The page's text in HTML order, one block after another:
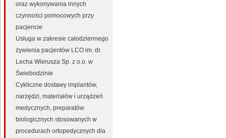
oraz wykonywania innych
czynności pomocowych przy
pacjencie
Usługa w zakresie całodziennego
żywienia pacjentów LCO im. dr.
Lecha Wierusza Sp. z o.o. w
Świebodzinie
Cykliczne dostawy implantów,
narzędzi, materiałów i urządzeń
medycznych, preparatów
biologicznych stosowanych w
procedurach ortopedycznych dla